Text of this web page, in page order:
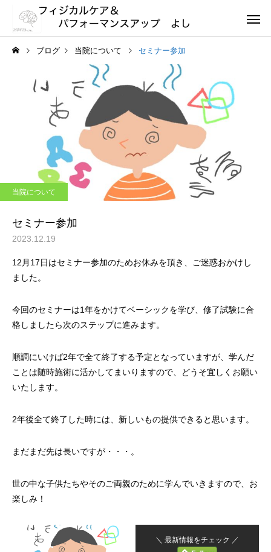
ブログ 当院について セミナー参加
当院について
セミナー参加
2023.12.19
12月17日はセミナー参加のためお休みを頂き、ご迷惑おかけし
ました。
今回のセミナーは1年をかけてベーシックを学び、修了試験に合
格しましたら次のステップに進みます。
順調にいけば2年で全て終了する予定となっていますが、学んだ
ことは随時施術に活かしてまいりますので、どうそ宜しくお願い
いたします。
2年後全て終了した時には、新しいもの提供できると思います。
まだまだ先は長いですが・・・。
世の中な子供たちやそのご両親のために学んでいきますので、お
楽しみ！
＼ 最新情報をチェック ／